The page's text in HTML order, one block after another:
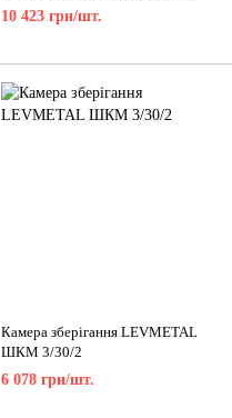
5005
10 423 грн/шт.
Камера зберігання LEVMETAL
ШКМ 3/30/2
6 078 грн/шт.